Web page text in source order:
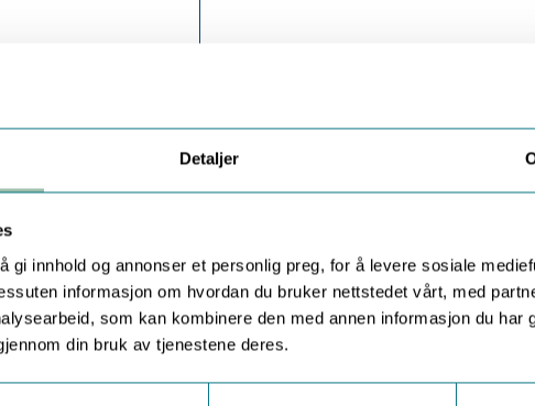
Detaljer
gi innhold og annonser et personlig preg, for å levere sosiale
informasjon om hvordan du bruker nettstedet vårt, med
som kan kombinere den med annen informasjon du har
din bruk av tjenestene deres.